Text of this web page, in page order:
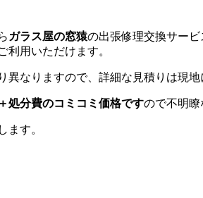
ガラス屋の窓猿の出張修理交換サービ
利用いただけます。
なりますので、詳細な見積りは現地
処分費のコミコミ価格ですので不明瞭
ます。